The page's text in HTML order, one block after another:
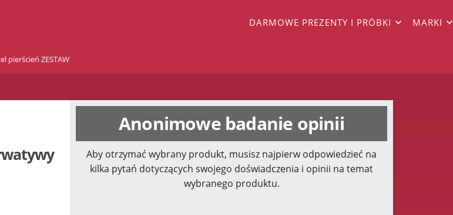
DARMOWE PREZENTY I PRÓBKI MARKI
pierścień ZESTAW
Anonimowe badanie opinii
Aby otrzymać wybrany produkt, musisz najpierw odpowiedzieć na
kilka pytań dotyczących swojego doświadczenia i opinii na temat
wybranego produktu.